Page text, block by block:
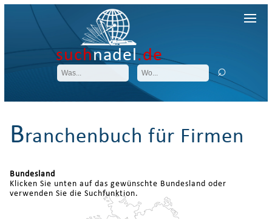
suchnadel.de
Branchenbuch für Firmen
Bundesland
Klicken Sie unten auf das gewünschte Bundesland oder
verwenden Sie die Suchfunktion.